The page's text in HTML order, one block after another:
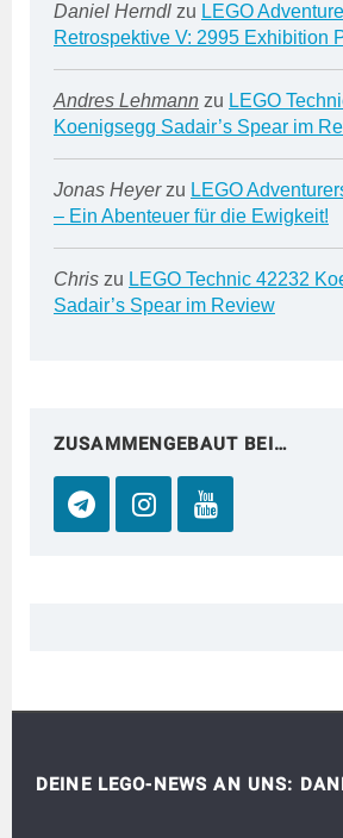
Daniel Herndl zu LEGO
Retrospektive V: 2995 Exhibition
Andres Lehmann zu LEGO
Koenigsegg Sadair’s Spear im
Jonas Heyerzu LEGO
– Ein Abenteuer für die Ewigkeit!
Chris zu LEGO Technic 42232
Sadair’s Spear im Review
ZUSAMMENGEBAUT BEI…
DEINE LEGO-NEWS AN UNS: